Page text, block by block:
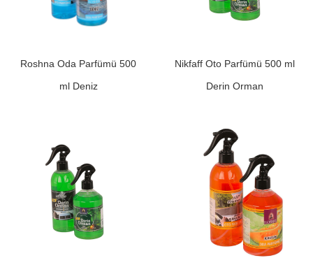
Roshna Oda Parfümü 500
ml Deniz
Nikfaff Oto Parfümü 500 ml
Derin Orman